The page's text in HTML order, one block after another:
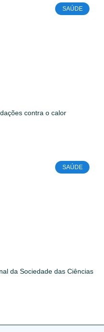
SAÚDE
contra o calor
SAÚDE
da Sociedade das Ciências